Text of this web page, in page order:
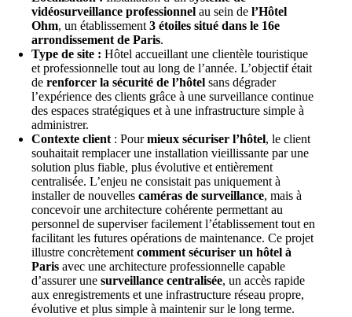
vidéosurveillance professionnel au sein de l’Hôtel
Ohm, un établissement3 étoiles situé dans le 16e
arrondissement de Paris.
Type de site : Hôtel accueillant une clientèle touristique
et professionnelle tout au long de l’année. L’objectif était
de renforcer la sécurité de l’hôtel sans dégrader
l’expérience des clients grâce à une surveillance continue
des espaces stratégiques et à une infrastructure simple à
administrer.
Contexte client: Pourmieux sécuriser l’hôtel, le client
souhaitait remplacer une installation vieillissante par une
solution plus fiable, plus évolutive et entièrement
centralisée. L’enjeu ne consistait pas uniquement à
installer de nouvelles caméras de surveillance, mais à
concevoir une architecture cohérente permettant au
personnel de superviser facilement l’établissement tout en
facilitant les futures opérations de maintenance. Ce projet
illustre concrètementcomment sécuriser un hôtel à
Paris avec une architecture professionnelle capable
d’assurer une surveillance centralisée, un accès rapide
aux enregistrements et une infrastructure réseau propre,
évolutive et plus simple à maintenir sur le long terme.